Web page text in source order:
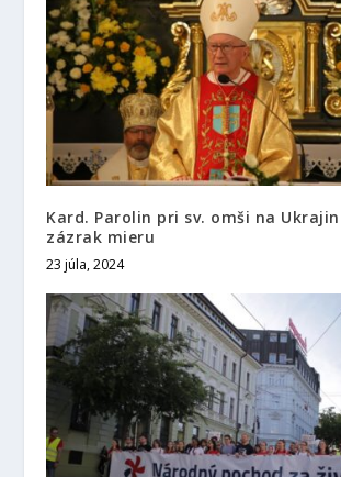
Kard. Parolin pri sv. omši na
zázrak mieru
23 júla, 2024